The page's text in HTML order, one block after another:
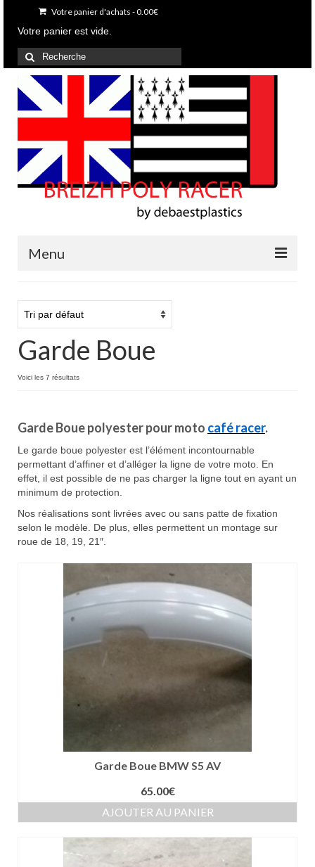
Votre panier d'achats -0.00€
Votre panier est vide.
Rechercher
:
Menu
Boutique
Projets en cours
Mon compte
Nous contacter
Nous situer
Garde Boue
Voici les 7 résultats
Garde Boue polyester pour moto café racer.
Le garde boue polyester est l’élément incontournable
permettant d’affiner et d’alléger la ligne de votre moto. En
effet, il est possible de ne pas charger la ligne tout en ayant un
minimum de protection.
Nos réalisations sont livrées avec ou sans patte de fixation
selon le modèle. De plus, elles permettent un montage sur
roue de 18, 19, 21″.
Garde Boue BMW S5 AV
65.00€
AJOUTER AU PANIER